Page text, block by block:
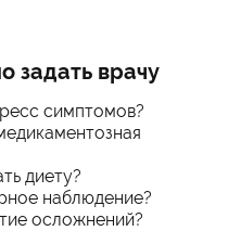
задать врачу
симптомов?
диету?
наблюдение?
осложнений?